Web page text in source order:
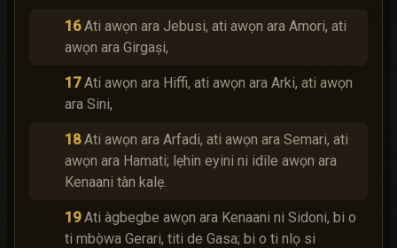
16 Ati awọn ara Jebusi, ati awọn ara Amori, ati
awọn ara Girgaṣi,
17 Ati awọn ara Hiffi, ati awọn ara Arki, ati awọn
ara Sini,
18 Ati awọn ara Arfadi, ati awọn ara Semari, ati
awọn ara Hamati; lẹhin eyini ni idile awọn ara
Kenaani tàn kalẹ.
19 Ati àgbegbe awọn ara Kenaani ni Sidoni, bi o
ti mbọ̀wa Gerari, titi de Gasa; bi o ti nlọ si